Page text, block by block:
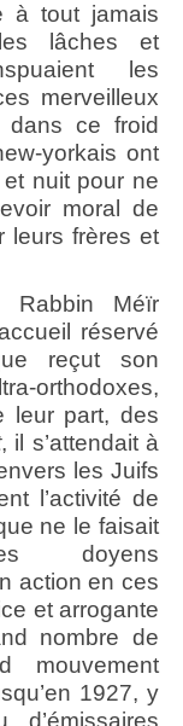
à tout jamais
lâches et
les
merveilleux
ce froid
yorkais ont
nuit pour ne
moral de
leurs frères et
Rabbin Méïr
réservé
reçut son
orthodoxes,
leur part, des
, il s’attendait à
les Juifs
l’activité de
ne le faisait
doyens
action en ces
et arrogante
nombre de
mouvement
1927, y